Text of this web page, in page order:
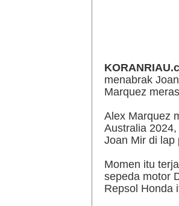
menabrak
Marquez
Alex Marquez
Australia
Joan Mir di lap
Momen itu
sepeda motor
Repsol Honda